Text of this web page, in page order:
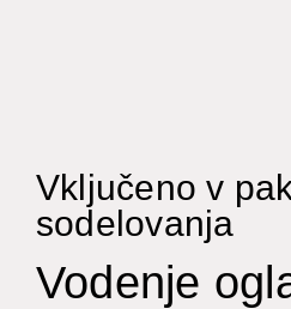
Vključeno v
sodelovanja
Vodenje